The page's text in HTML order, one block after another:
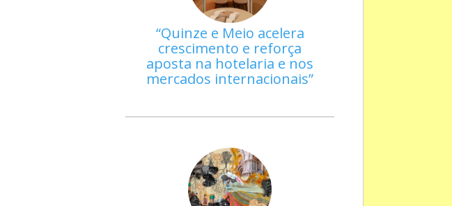
Quinze e Meio acelera
crescimento e reforça
aposta na hotelaria e nos
mercados internacionais